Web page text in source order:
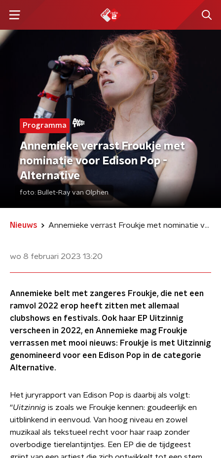
Programma
Annemieke verrast Froukje met
nominatie voor Edison Pop -
Alternative
foto: Bullet-Ray van Olphen
Nieuws Annemieke verrast Froukje met nominatie voor Edison Pop - Alternative
wo 8 februari 2023 13:20
Annemieke belt met zangeres Froukje, die net een
ramvol 2022 erop heeft zitten met allemaal
clubshows en festivals. Ook haar EP Uitzinnig
verscheen in 2022, en Annemieke mag Froukje
verrassen met mooi nieuws: Froukje is met Uitzinnig
genomineerd voor een Edison Pop in de categorie
Alternative.
Het juryrapport van Edison Pop is daarbij als volgt:
“Uitzinnig is zoals we Froukje kennen: goudeerlijk en
uitblinkend in eenvoud. Van hoog niveau en zowel
muzikaal als tekstueel recht voor haar raap zonder
overbodige tierelantijntjes. Een EP die de tijdgeest